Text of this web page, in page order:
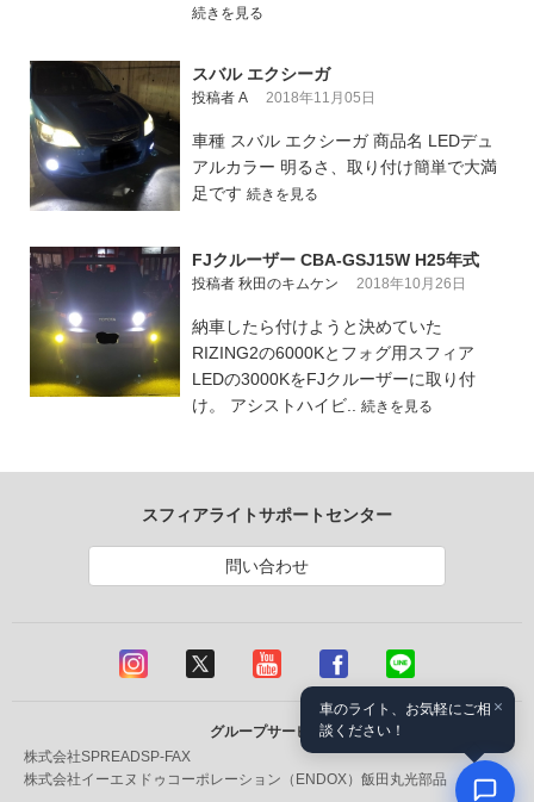
続きを見る
スバル エクシーガ
投稿者 A 2018年11月05日
車種 スバル エクシーガ 商品名 LEDデュ
アルカラー 明るさ、取り付け簡単で大満
足です 続きを見る
FJクルーザー CBA-GSJ15W H25年式
投稿者 秋田のキムケン 2018年10月26日
納車したら付けようと決めていた
RIZING2の6000Kとフォグ用スフィア
LEDの3000KをFJクルーザーに取り付
け。 アシストハイビ.. 続きを見る
スフィアライトサポートセンター
問い合わせ
グループサービス
株式会社SPREADSP-FAX
株式会社イーエヌドゥコーポレーション（ENDOX） 飯田丸光部品
×
車のライト、お気軽にご相
談ください！